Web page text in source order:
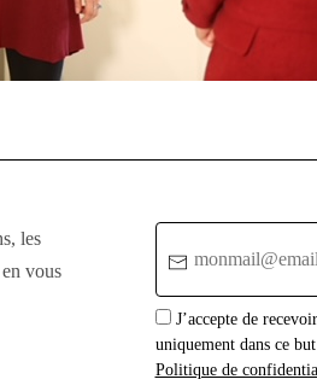
les
vous
J’accepte de
uniquement dans ce
Politique de